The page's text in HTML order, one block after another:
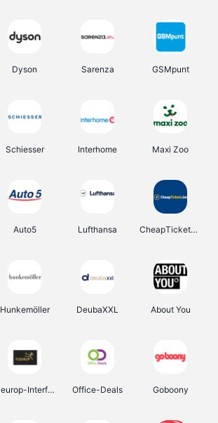
Dyson Sarenza GSMpunt
Schiesser Interhome Maxi Zoo
Auto5 Lufthansa CheapTickets.be
Hunkemöller DeubaXXL About You
Fleurop-Interflora Office-Deals Goboony